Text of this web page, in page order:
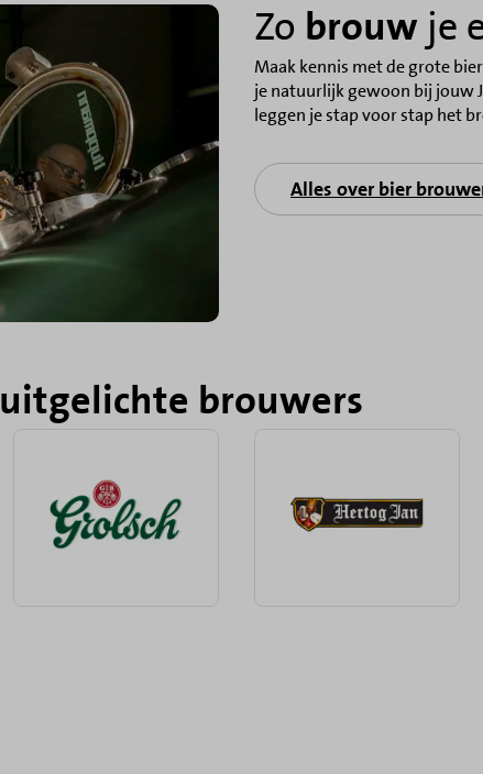
Zo brouw je
Maak kennis met de grote
je natuurlijk gewoon bij jouw
leggen je stap voor stap het
Alles over bier
uitgelichte brouwers